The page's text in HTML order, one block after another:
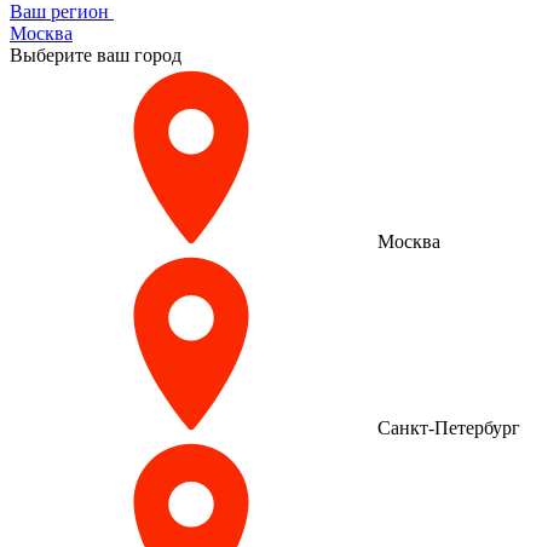
Ваш регион
Москва
Выберите ваш город
Москва
Санкт-Петербург